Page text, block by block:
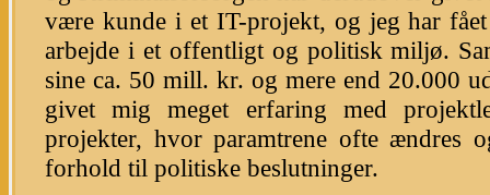
være kunde i et IT-projekt, og jeg har
arbejde i et offentligt og politisk miljø.
sine ca. 50 mill. kr. og mere end 20.000
givet mig meget erfaring med
projekter, hvor paramtrene ofte ændres
forhold til politiske beslutninger.